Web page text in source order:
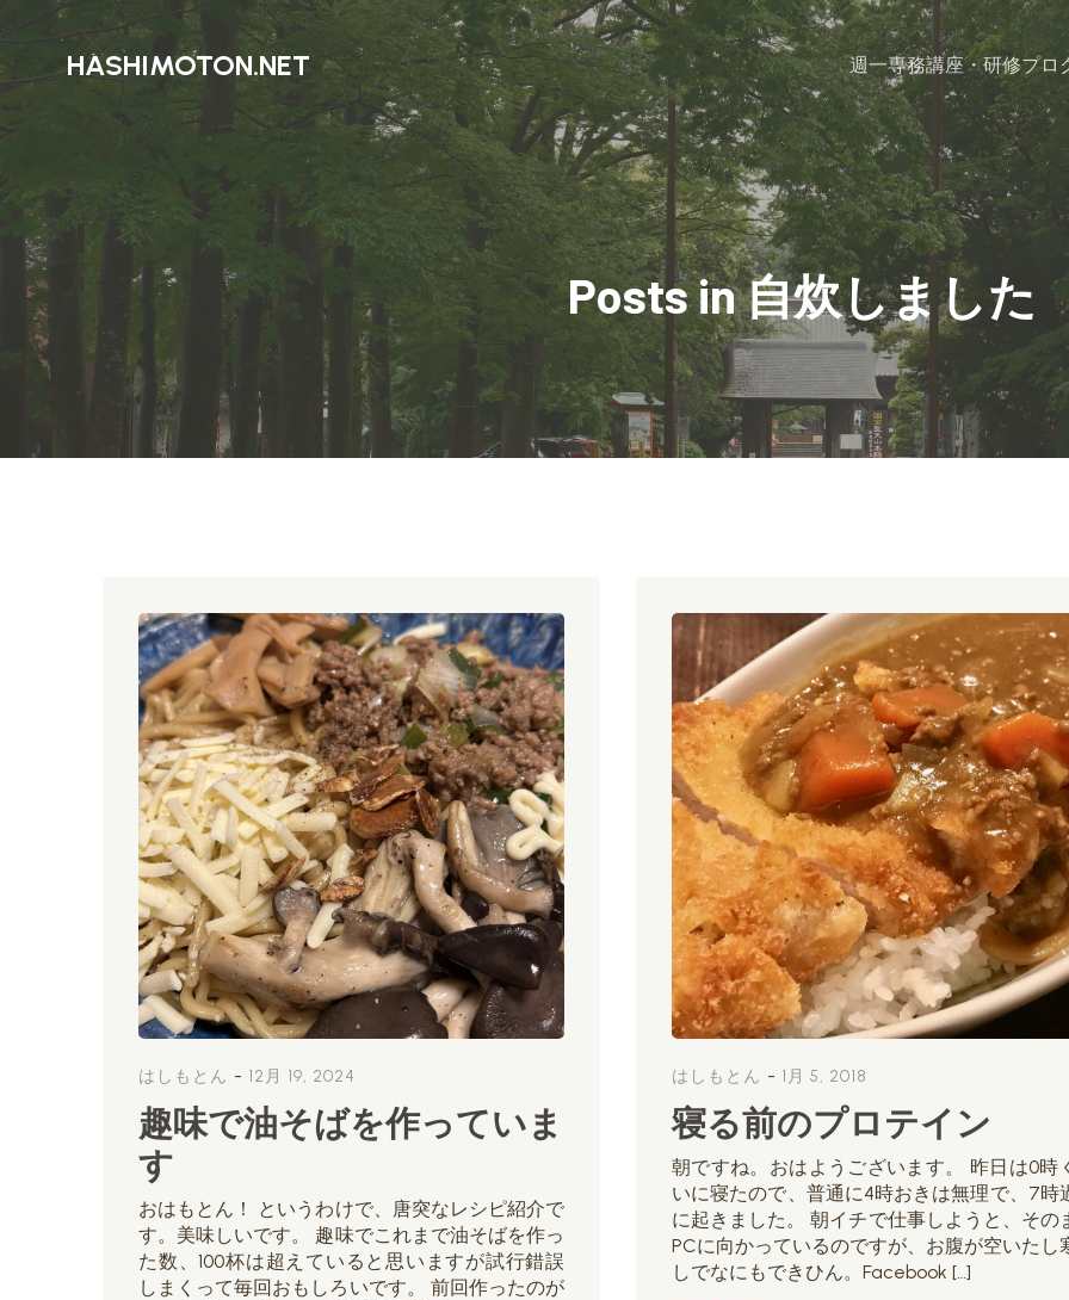
HASHIMOTON.NET 週一専務講座・研修プロ
Posts in 自炊しました
はしもとん - 12月 19, 2024
趣味で油そばを作っていま
す
おはもとん！ というわけで、唐突なレシピ紹介で
す。美味しいです。 趣味でこれまで油そばを作っ
た数、100杯は超えていると思いますが試行錯誤
しまくって毎回おもしろいです。 前回作ったのが
はしもとん - 1月 5, 2018
寝る前のプロテイン
朝ですね。おはようございます。 昨日は0時
いに寝たので、普通に4時おきは無理で、7時
に起きました。 朝イチで仕事しようと、その
PCに向かっているのですが、お腹が空いたし
しでなにもできひん。Facebook […]